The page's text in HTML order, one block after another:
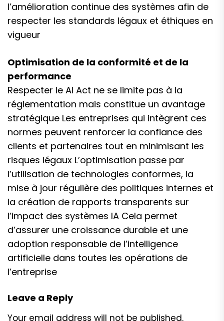
l’amélioration continue des systèmes afin de
respecter les standards légaux et éthiques en
vigueur
Optimisation de la conformité et de la
performance
Respecter le AI Act ne se limite pas à la
réglementation mais constitue un avantage
stratégique Les entreprises qui intègrent ces
normes peuvent renforcer la confiance des
clients et partenaires tout en minimisant les
risques légaux L’optimisation passe par
l’utilisation de technologies conformes, la
mise à jour régulière des politiques internes et
la création de rapports transparents sur
l’impact des systèmes IA Cela permet
d’assurer une croissance durable et une
adoption responsable de l’intelligence
artificielle dans toutes les opérations de
l’entreprise
Leave a Reply
Your email address will not be published.